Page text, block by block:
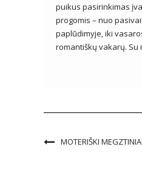
puikus pasirinkimas
progomis – nuo
paplūdimyje, iki
romantiškų vakarų. Su
MOTERIŠKI